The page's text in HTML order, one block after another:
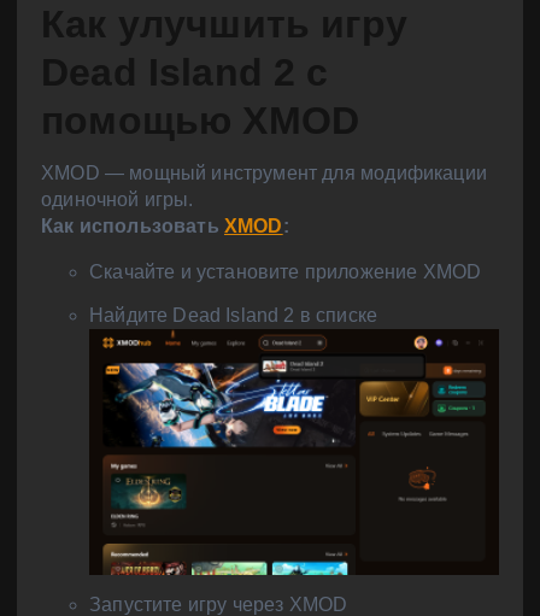
Как улучшить игру
Dead Island 2 с
помощью XMOD
XMOD — мощный инструмент для модификации
одиночной игры.
Как использовать XMOD:
Скачайте и установите приложение XMOD
Найдите Dead Island 2 в списке
Запустите игру через XMOD